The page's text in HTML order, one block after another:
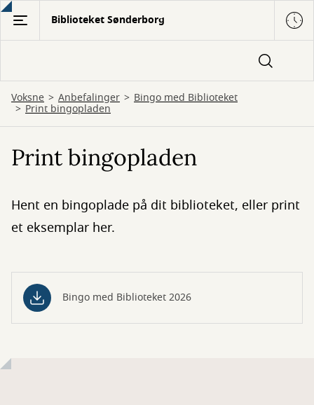
Gå
hovedindhold
Biblioteket Sønderborg
Voksne Anbefalinger Bingo med Biblioteket
Print bingopladen
Print bingopladen
Hent en bingoplade på dit biblioteket, eller print
et eksemplar her.
Bingo med Biblioteket 2026